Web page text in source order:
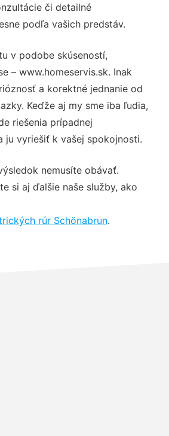
či detailné
podľa vašich predstáv.
v podobe skúseností,
– www.homeservis.sk. Inak
a korektné jednanie od
Keďže aj my sme iba ľudia,
riešenia prípadnej
ju vyriešiť k vašej spokojnosti.
nemusíte obávať.
si aj ďalšie naše služby, ako
rúr Schönabrun.